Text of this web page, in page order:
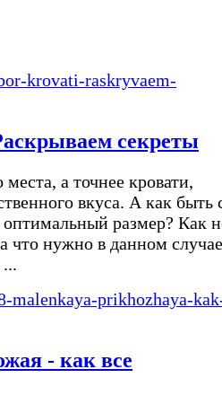
секреты
а точнее кровати,
вкуса. А как быть
размер? Как
что нужно в данном случае
...
- как все